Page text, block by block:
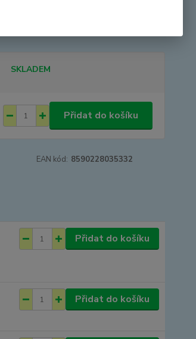
SKLADEM
Přidat do košíku
EAN kód: 8590228035332
Přidat do košíku
Přidat do košíku